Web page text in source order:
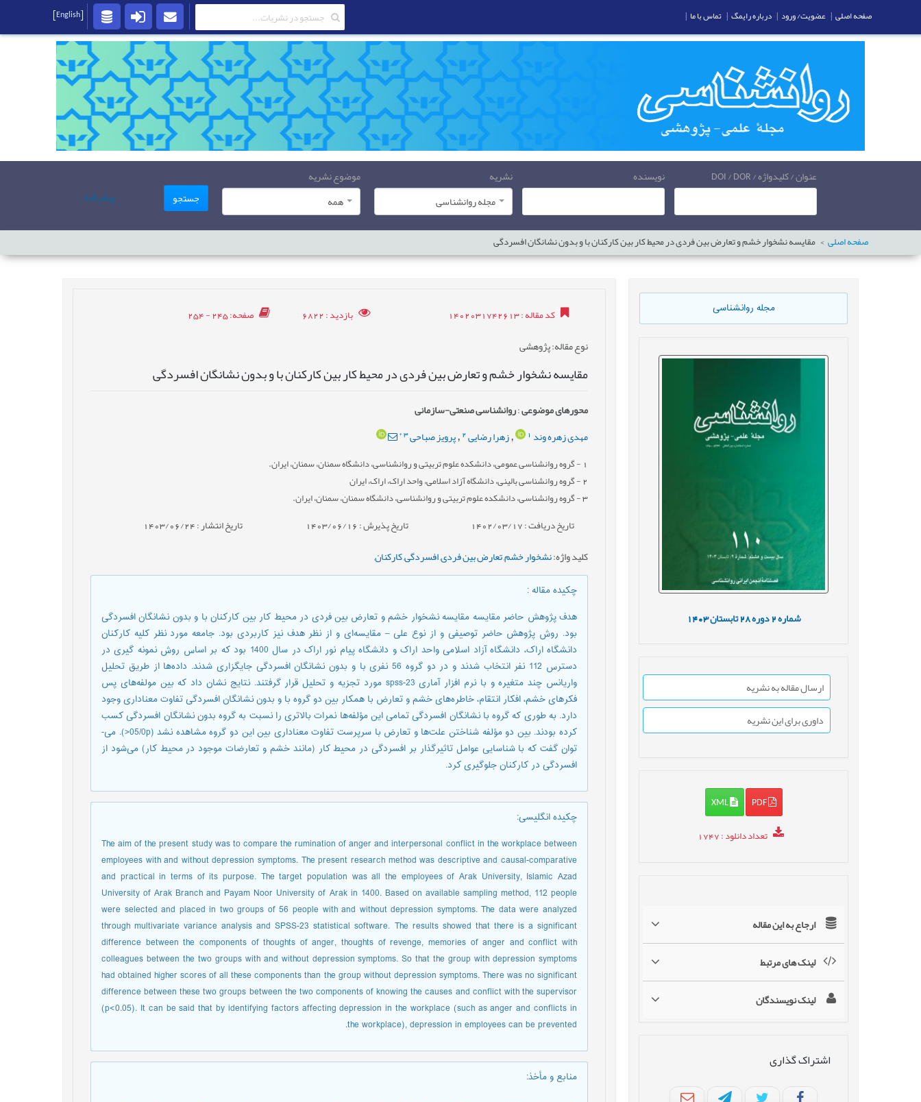
عنوان / کلیدواژه / DOI / DOR نویسنده
نشریه
مجله روانشناسی
موضوع نشریه
همه
جستجو پیشرفته
صفحه اصلی مقایسه نشخوار خشم و تعارض بین فردی در محیط کار بین کارکنان با و بدون نشانگان افسردگی
مجله روانشناسی
شماره دوره28 تابستان1403
ارسال مقاله به نشریه
داوری برای این نشریه
PDF
XML
تعداد دانلود: 1747
ارجاع به این مقاله
لینک های مرتبط
لینک نویسندگان
اشتراک گذاری
کد مقاله: 1402031742613 بازدید: 6822 صفحه: 245 - 254
نوع مقاله: پژوهشی
مقایسه نشخوار خشم و تعارض بین فردی در محیط کار بین کارکنان با و بدون نشانگان افسردگی
محورهای موضوعی:روانشناسی صنعتی-سازمانی
مهدی زهره وند 1
,زهرا رضایی2
,پرویز صباحی3
*
1 - گروه روان‏شناسی عمومی، دانشکده علوم تربیتی و روان‏شناسی، دانشگاه سمنان، سمنان، ایران.
2- گروه روان‏شناسی بالینی، دانشگاه آزاد اسلامی، واحد اراک، اراک، ایران
3- گروه روان‏شناسی، دانشکده علوم تربیتی و روان‏شناسی، دانشگاه سمنان، سمنان، ایران.
تاریخ دریافت : 1402/03/17 تاریخ پذیرش : 1403/06/16 تاریخ انتشار : 1403/06/24
کلید واژه:نشخوار خشم,تعارض بین فردی,افسردگی,کارکنان,
چکیده مقاله:
هدف پژوهش حاضر مقایسه مقایسه نشخوار خشم و تعارض بین فردی در محیط کار بین کارکنان با و بدون نشانگان افسردگی
بود. روش پژوهش حاضر توصیفی و از نوع علی – مقایسه‌ای و از نظر هدف نیز کاربردی بود. جامعه مورد نظر کلیه کارکنان
دانشگاه اراک، دانشگاه آزاد اسلامی واحد اراک و دانشگاه پیام نور اراک در سال 1400 بود که بر اساس روش نمونه گیری در
دسترس 112 نفر انتخاب شدند و در دو گروه 56 نفری با و بدون نشانگان افسردگی جایگزاری شدند. داده‌ها از طریق تحلیل
واریانس چند متغیره و با نرم افزار آماری spss-23 مورد تجزیه و تحلیل قرار گرفتند. نتایج نشان داد که بین مولفه‌های پس
فکرهای خشم، افکار انتقام، خاطره‌های خشم و تعارض با همکار بین دو گروه با و بدون نشانگان افسردگی تفاوت معناداری وجود
دارد. به طوری که گروه با نشانگان افسردگی تمامی این مؤلفه‌ها نمرات بالاتری را نسبت به گروه بدون نشانگان افسردگی کسب
کرده بودند. بین دو مؤلفه شناختن علت‌ها و تعارض با سرپرست تفاوت معناداری بین این دو گروه مشاهده نشد (05/0p<). می-
توان گفت که با شناسایی عوامل تاثیرگذار بر افسردگی در محیط کار (مانند خشم و تعارضات موجود در محیط کار) می‌شود از
افسردگی در کارکنان جلوگیری کرد.
چکیده انگلیسی:
The aim of the present study was to compare the rumination of anger and interpersonal conflict in the workplace between
employees with and without depression symptoms. The present research method was descriptive and causal-comparative
and practical in terms of its purpose. The target population was all the employees of Arak University, Islamic Azad
University of Arak Branch and Payam Noor University of Arak in 1400. Based on available sampling method, 112 people
were selected and placed in two groups of 56 people with and without depression symptoms. The data were analyzed
through multivariate variance analysis and SPSS-23 statistical software. The results showed that there is a significant
difference between the components of thoughts of anger, thoughts of revenge, memories of anger and conflict with
colleagues between the two groups with and without depression symptoms. So that the group with depression symptoms
had obtained higher scores of all these components than the group without depression symptoms. There was no significant
difference between these two groups between the two components of knowing the causes and conflict with the supervisor
(p<0.05). It can be said that by identifying factors affecting depression in the workplace (such as anger and conflicts in
the workplace), depression in employees can be prevented.
منابع و مأخذ:
صفحه اصلی | عضویت/ ورود | درباره رایمگ | تماس با ما |
[English]